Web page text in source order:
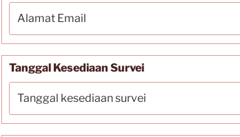
Tanggal Kesediaan Survei